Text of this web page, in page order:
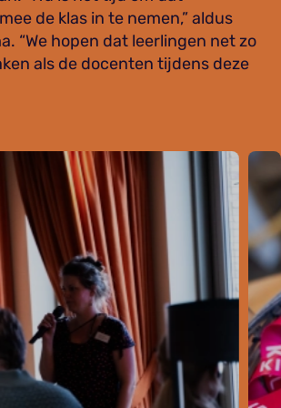
de klas in te nemen,” aldus
“We hopen dat leerlingen net zo
als de docenten tijdens deze